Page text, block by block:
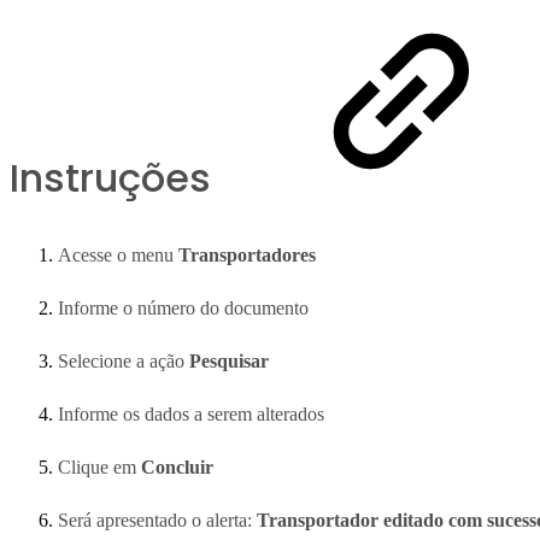
Instruções
Acesse o menu Transportadores
Informe o número do documento
Selecione a ação Pesquisar
Informe os dados a serem alterados
Clique em Concluir
Será apresentado o alerta: Transportador editado com